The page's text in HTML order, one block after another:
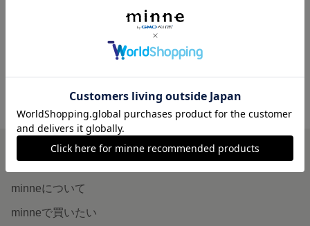
【オーバルチャーム】 選べる12色 お名前キーホルダー 名入れ くすみカラー 推しカラー プレゼント お揃い ペア 部活 推し活 席札
6,000円
minneを知る
minneについて
minneで買いたい